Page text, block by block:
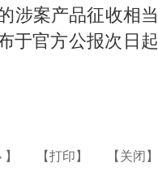
涉案产品征收相当
于官方公报次日起
】 【打印 】 【 关闭 】